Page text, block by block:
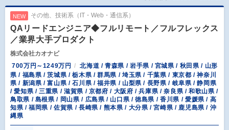
NEW その他、技術系（IT・Web・通信系）
QAリードエンジニア◆フルリモート／フルフレックス
／業界大手プロダクト
株式会社カオナビ
700万円～1249万円
北海道 / 青森県 / 岩手県 / 宮城県 / 秋田県 / 山形
県 / 福島県 / 茨城県 / 栃木県 / 群馬県 / 埼玉県 / 千葉県 / 東京都 / 神奈川
県 / 新潟県 / 富山県 / 石川県 / 福井県 / 山梨県 / 長野県 / 岐阜県 / 静岡県
/ 愛知県 / 三重県 / 滋賀県 / 京都府 / 大阪府 / 兵庫県 / 奈良県 / 和歌山県 /
鳥取県 / 島根県 / 岡山県 / 広島県 / 山口県 / 徳島県 / 香川県 / 愛媛県 / 高
知県 / 福岡県 / 佐賀県 / 長崎県 / 熊本県 / 大分県 / 宮崎県 / 鹿児島県 / 沖
縄県